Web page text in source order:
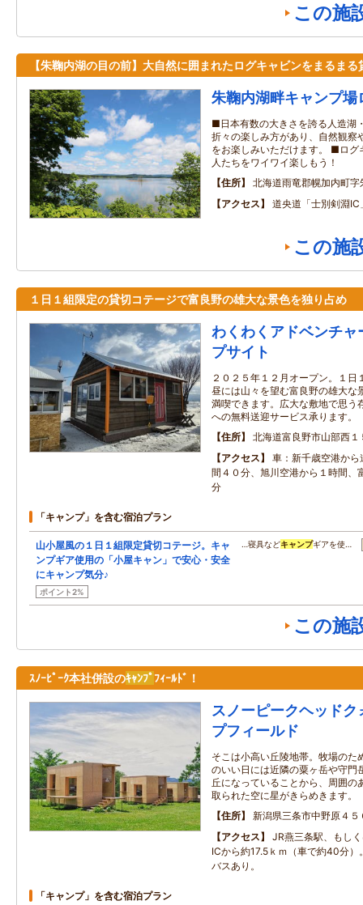
この施
【朱鞠内湖の目の前】大自然に囲まれたログキャビンをまるまる
朱鞠内湖畔キャンプ場
■日本有数の大きさを誇る人造湖
折々の楽しみ方があり、自然観察
をお楽しみいただけます。 ■ログ
人たちをワイワイ楽しもう！
住所
北海道雨竜郡幌加内町字
アクセス
道央道「士別剣淵
この施
１日１組限定の貸切コテージで富良野の雄大な景色を独り占め
わくわくアドベンチ
プサイト
２０２５年１２月オープン。１日
昼には山々を望む富良野の雄大な
満喫できます。広大な敷地で思う
への無料送迎サービス承ります。
住所
北海道富良野市山部西１
アクセス
車：新千歳空港か
間４０分、旭川空港から１時間、
分
「キャンプ」を含む宿泊プラン
山小屋風の１日１組限定貸切コテージ。キャ
ンプギア使用の「小屋キャン」で安心・安全
にキャンプ気分♪
ポイント2%
…寝具などキャンプギアを使…
この施
ｽﾉｰﾋﾟｰｸ本社併設のｷｬﾝﾌﾟﾌｨｰﾙﾄﾞ！
スノーピークヘッド
プフィールド
そこは小高い丘陵地帯。牧場のた
のいい日には近隣の粟ヶ岳や守門
丘になっていることから、周囲の
取られた空に星がきらめきます。
住所
新潟県三条市中野原４５
アクセス
JR燕三条駅、もし
ICから約17.5ｋｍ（車で約40分）
バスあり。
「キャンプ」を含む宿泊プラン